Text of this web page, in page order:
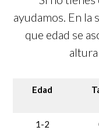
ayudamos. En la
que edad se
Edad
1-2